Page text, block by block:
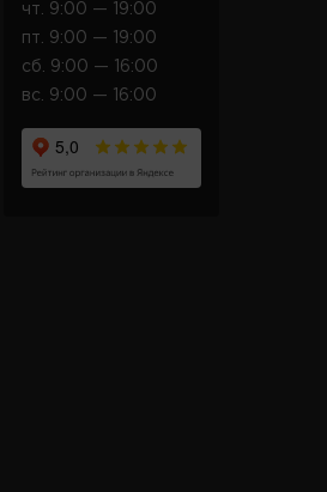
чт. 9:00 — 19:00
пт. 9:00 — 19:00
сб. 9:00 — 16:00
вс. 9:00 — 16:00